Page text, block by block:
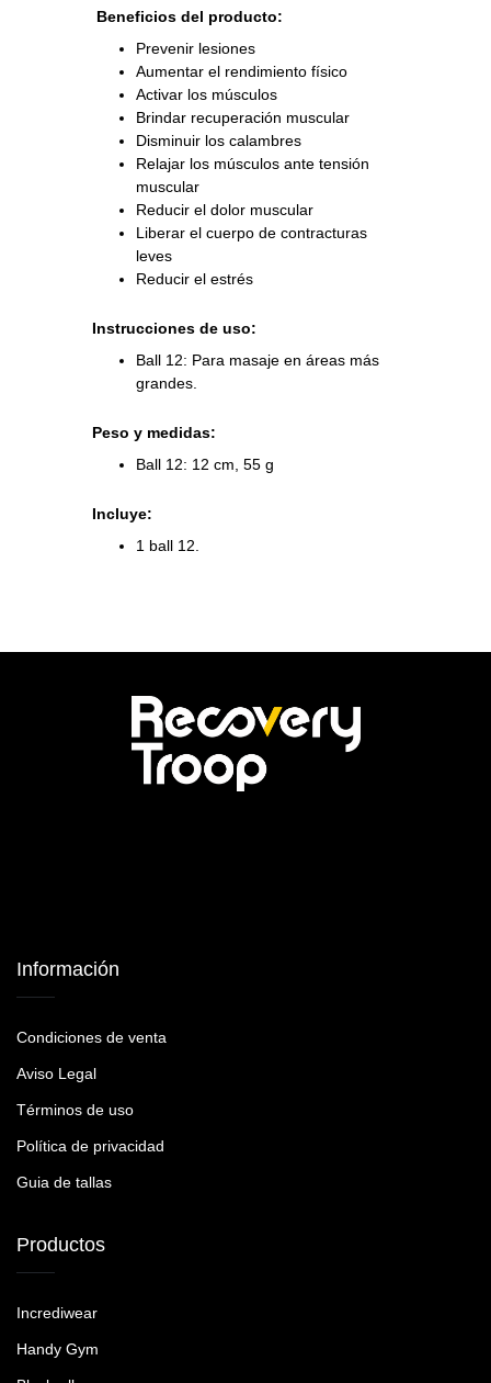
Beneficios del producto:
Prevenir lesiones
Aumentar el rendimiento físico
Activar los músculos
Brindar recuperación muscular
Disminuir los calambres
Relajar los músculos ante tensión
muscular
Reducir el dolor muscular
Liberar el cuerpo de contracturas
leves
Reducir el estrés
Instrucciones de uso:
Ball 12: Para masaje en áreas más
grandes.
Peso y medidas:
Ball 12: 12 cm, 55 g
Incluye:
1 ball 12.
Información
Condiciones de venta
Aviso Legal
Términos de uso
Política de privacidad
Guia de tallas
Productos
Incrediwear
Handy Gym